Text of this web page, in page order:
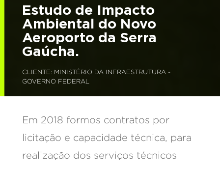
Estudo de Impacto
Ambiental do Novo
Aeroporto da Serra
Gaúcha.
CLIENTE: MINISTÉRIO DA INFRAESTRUTURA -
GOVERNO FEDERAL
Em 2018 formos contratos por
licitação e capacidade técnica, para
realização dos serviços técnicos